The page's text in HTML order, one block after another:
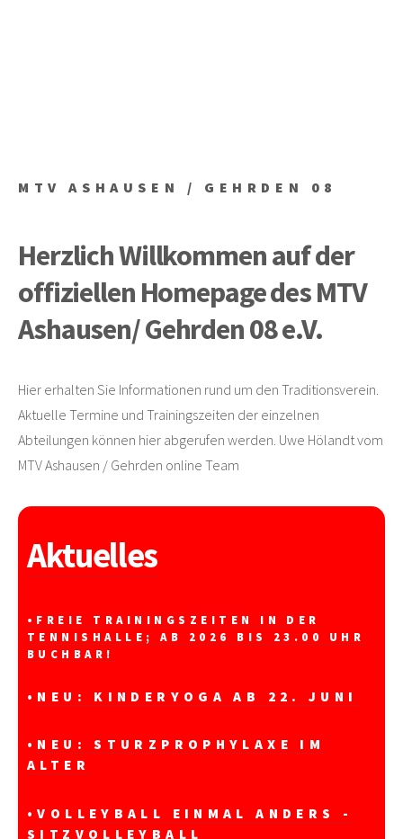
MTV ASHAUSEN / GEHRDEN 08
Herzlich Willkommen auf der
offiziellen Homepage des MTV
Ashausen/ Gehrden 08 e.V.
Hier erhalten Sie Informationen rund um den Traditionsverein.
Aktuelle Termine und Trainingszeiten der einzelnen
Abteilungen können hier abgerufen werden. Uwe Hölandt vom
MTV Ashausen / Gehrden online Team
Aktuelles
•FREIE TRAININGSZEITEN IN DER
TENNISHALLE; AB 2026 BIS 23.00 UHR
BUCHBAR!
• NEU: KINDERYOGA AB 22. JUNI
• NEU: STURZPROPHYLAXE IM
ALTER
•VOLLEYBALL EINMAL ANDERS -
SITZVOLLEYBALL